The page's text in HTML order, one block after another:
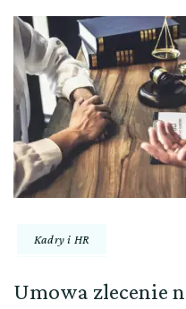
Kadry i HR
Umowa zlecenie